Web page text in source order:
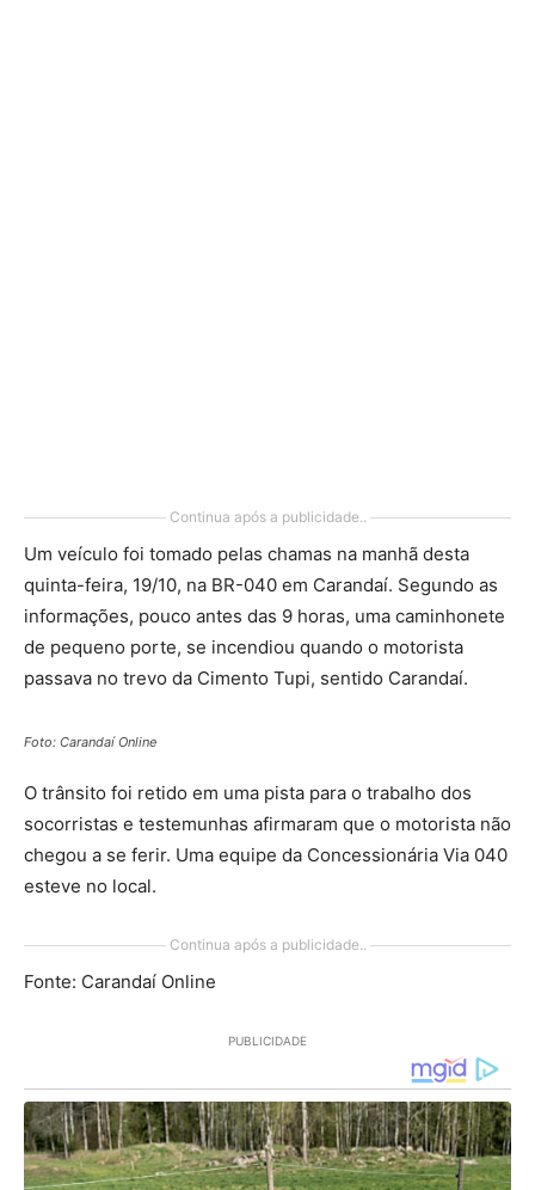
Continua após a publicidade..
Um veículo foi tomado pelas chamas na manhã desta
quinta-feira, 19/10, na BR-040 em Carandaí. Segundo as
informações, pouco antes das 9 horas, uma caminhonete
de pequeno porte, se incendiou quando o motorista
passava no trevo da Cimento Tupi, sentido Carandaí.
Foto: Carandaí Online
O trânsito foi retido em uma pista para o trabalho dos
socorristas e testemunhas afirmaram que o motorista não
chegou a se ferir. Uma equipe da Concessionária Via 040
esteve no local.
Continua após a publicidade..
Fonte: Carandaí Online
PUBLICIDADE